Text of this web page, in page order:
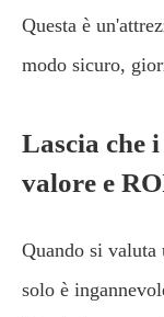
Questa è
modo sicuro,
Lascia che
valore e
Quando si valuta
solo è